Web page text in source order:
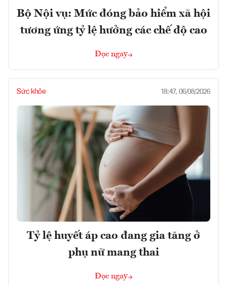
Bộ Nội vụ: Mức đóng bảo hiểm xã hội
tương ứng tỷ lệ hưởng các chế độ cao
Đọc ngay
Sức khỏe 18:47, 06/08/2026
Tỷ lệ huyết áp cao đang gia tăng ở
phụ nữ mang thai
Đọc ngay